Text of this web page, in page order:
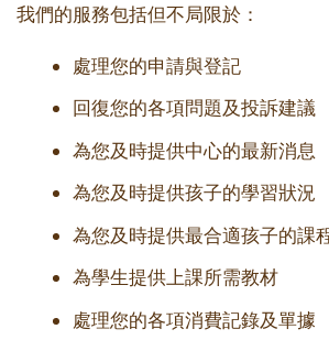
我們的服務包括但不局限於：
處理您的申請與登記
回復您的各項問題及投訴建議
為您及時提供中心的最新消息
為您及時提供孩子的學習狀況
為您及時提供最合適孩子的課
為學生提供上課所需教材
處理您的各項消費記錄及單據